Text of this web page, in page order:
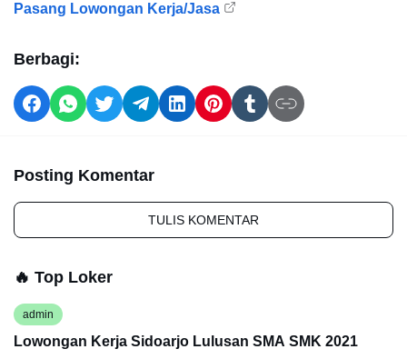
Pasang Lowongan Kerja/Jasa
Berbagi:
Posting Komentar
TULIS KOMENTAR
🔥 Top Loker
admin
Lowongan Kerja Sidoarjo Lulusan SMA SMK 2021